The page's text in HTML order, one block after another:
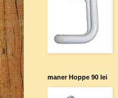
maner Hoppe 90 lei